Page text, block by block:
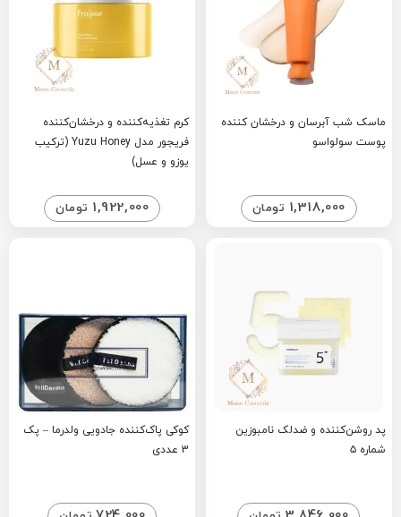
ماسک شب آبرسان و درخشان کننده
پوست سولواسو
1,318,000 تومان
کرم تغذیه‌کننده و درخشان‌کننده
فریجور مدل Yuzu Honey (ترکیب
یوزو و عسل)
1,922,000 تومان
پد روشن‌کننده و ضدلک نامبوزین
شماره ۵
کوکی پاک‌کننده جادویی ولدرما – پک
3 عددی